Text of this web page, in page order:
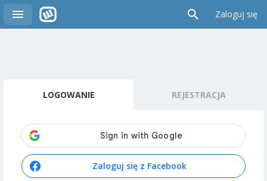
Zaloguj się
LOGOWANIE REJESTRACJA
Zaloguj się z Facebook